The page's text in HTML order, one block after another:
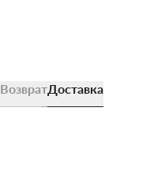
ВозвратДоставка